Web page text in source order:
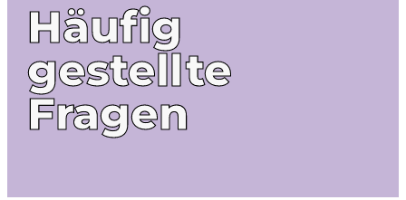
Häufig
gestellte
Fragen